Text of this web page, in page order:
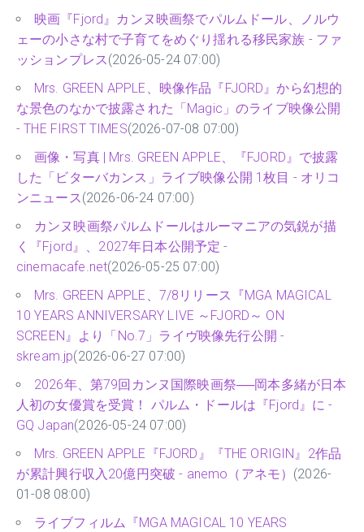
映画『Fjord』カンヌ映画祭でパルムドール、ノルウ
ェーの小さな村で子育てをめぐり揺れる移民家族 - ファ
ッションプレス(2026-05-24 07:00)
Mrs. GREEN APPLE、映像作品『FJORD』から幻想的
な景色のなかで披露された「Magic」のライブ映像公開
- THE FIRST TIMES(2026-07-08 07:00)
画像・写真 | Mrs. GREEN APPLE、『FJORD』で披露
した「ビターバカンス」ライブ映像公開 1枚目 - オリコ
ンニュース(2026-06-24 07:00)
カンヌ映画祭パルムドールはルーマニアの気鋭が描
く『Fjord』、2027年日本公開予定 -
cinemacafe.net(2026-05-25 07:00)
Mrs. GREEN APPLE、7/8リリース『MGA MAGICAL
10 YEARS ANNIVERSARY LIVE ～FJORD～ ON
SCREEN』より「No.7」ライヴ映像先行公開 -
skream.jp(2026-06-27 07:00)
2026年、第79回カンヌ国際映画祭──岡本多緒が日本
人初の女優賞を受賞！ パルム・ドールは『Fjord』に -
GQ Japan(2026-05-24 07:00)
Mrs. GREEN APPLE『FJORD』『THE ORIGIN』2作品
が累計興行収入20億円突破 - anemo（アネモ） (2026-
01-08 08:00)
ライブフィルム『MGA MAGICAL 10 YEARS